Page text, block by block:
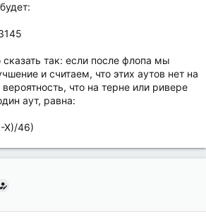
так: если после флопа мы
и считаем, что этих аутов нет на
что на терне или ривере
аут, равна:
X)/46)